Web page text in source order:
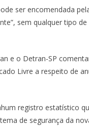
ser encomendada
sem qualquer tipo
e o Detran-SP
Livre a respeito de
registro estatístico
de segurança da